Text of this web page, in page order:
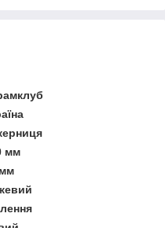
мм